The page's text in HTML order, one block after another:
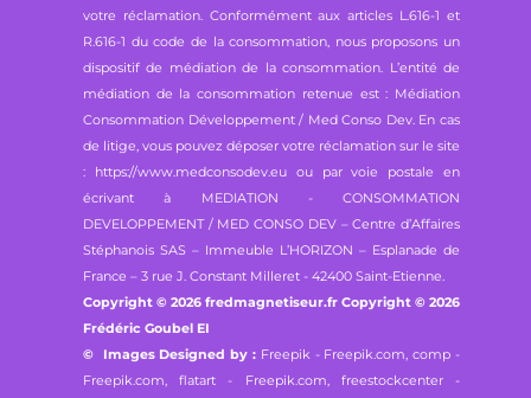
votre réclamation. Conformément aux articles L.616-1 et
R.616-1 du code de la consommation, nous proposons un
dispositif de médiation de la consommation. L’entité de
médiation de la consommation retenue est : Médiation
Consommation Développement / Med Conso Dev. En cas
de litige, vous pouvez déposer votre réclamation sur le site
: https://www.medconsodev.eu ou par voie postale en
écrivant à MEDIATION - CONSOMMATION
DEVELOPPEMENT / MED CONSO DEV – Centre d’Affaires
Stéphanois SAS – Immeuble L’HORIZON – Esplanade de
France – 3 rue J. Constant Milleret - 42400 Saint-Etienne.
Copyright © 2026 fredmagnetiseur.fr Copyright © 2026
Frédéric Goubel EI
© Images Designed by : Freepik - Freepik.com,comp -
Freepik.com, flatart - Freepik.com, freestockcenter -